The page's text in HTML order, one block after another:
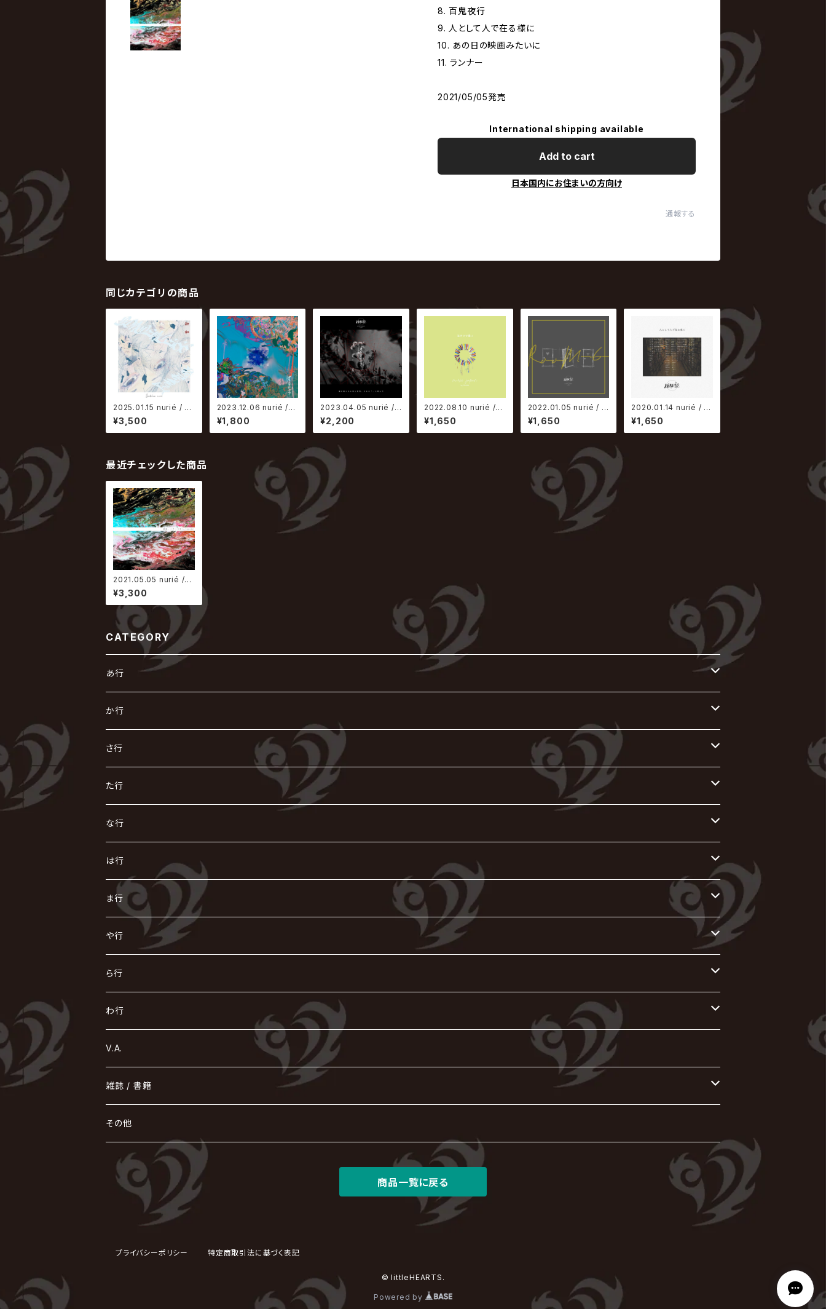
8. 百鬼夜行
9. 人として人で在る様に
10. あの日の映画みたいに
11. ランナー
2021/05/05発売
International shipping available
Add to cart
日本国内にお住まいの方向け
通報する
同じカテゴリの商品
2025.01.15 nurié / B
orderless
¥3,500
2023.12.06 nurié /
冷凍室の凝固点は繋ぐ
体温
¥1,800
2023.04.05 nurié /
瞳に映らない形と性質、
それを「」と呼んで
¥2,200
2022.08.10 nurié /
生きてて偉い
¥1,650
2022.01.05 nurié / R
ooM-6-
¥1,650
2020.01.14 nurié / 人
として人で在る様に【猿
盤】
¥1,650
最近チェックした商品
2021.05.05 nurié /
拝啓、二千二十年へ
¥3,300
CATEGORY
あ行
あ
R指定
AIOLIN
ACME / アクメ
浅葱 / ASAGI
Azavana
Acid Black Cherry
アリス九號. / ALICE NINE. / A9
有村竜太朗
い
IKUO
exist†trace
Initial'L
イビツ マル
色々な十字架
168 / 葵-168-
う
VIRGE / ヴァージュ
Waive
Versailles
え
ACE OF SPADES
X JAPAN
LSN / The LEGENDARY SIX NINE
お
AURORIZE
OFIAM
か行
か
怪人二十面奏
Kαin
GACKT
KAKUMAY
CASCADE
the GazettE
GOTCHAROCKA
cali≠gari
き
KISAKI
キズ
清春
KIRITO / キリト
己龍
く
Crack6
グラビティ
GRIMOIRE
GREN / グレン
黒夢
け
[ kei ] / 圭
仮病
こ
GOATBED
ゴールデンボンバー
さ行
さ
ザアザア
The THIRTEEN
Psycho le Cému
Sadie
XANVALA
し
Zeke Deux
Z CLEAR
Sick²
ジグソウ
シド
JAKIGAN MEISTER
す
Z CLEAR
超ジャシー
SCAPEGOAT
SPLENDID GOD GIRAFFE
SLAPSLY / CHIYU
せ
ゼラ
零[Hz]
そ
SOPHIA
ZOMBIE / ぞんび
た行
た
DASEIN
DAIGO
DADAROMA
逹瑯
DAVID / SUI / 縁
DARRELL
ち
CHAQLA.
つ
て
D
DIAURA
DIR EN GREY
DEXCORE
TAKE NO BREAK
DEZERT
と
東京花嫁
Tourbillon
Dolly
な行
な
NIGHTMARE
NAZARE
に
NiEL
NICOLAS
ぬ
nurié
ね
NETH PRIERE CAIN
NEVERLAND
の
NoGoD
NOCTURNAL BLOODLUST
は行
は
heidi.
H.U.G
花見桜こうき
薔薇の宮殿
BAROQUE
ひ
HERO
美炎-BIEN-
hide with Spread Beaver / hide
HIDE-ZOU
ふ
Far East Dizain
Fatüm
Plastic Tree
Frantic EMIRY
Blu-BiLLioN
へ
BabyKingdom
THE BEETHOVEN
HELLBROTH / ヘルブロス
The Benjamin
ペンタゴン
ほ
POIDOL
HOLLOWGRAM
ま行
ま
THE MICRO HEAD 4N'S
MAO / マオ from SID
MUSCLE ATTACK
マツタケワークス
摩天楼オペラ
THE MADNA
み
未完成アリス
ミスイ
美良政次
む
MUCC / ムック
め
メトロノーム
MERRY / メリー
も
THE MORTAL
MORRIE
最上川司
や行
や
ヤミテラ / 外道反逆者ヤミテラ
ゆ
YUKIYA / 藤田幸也
ユナイト
よ
ら行
ら
rice
Rides In ReVellion
La'veil MizeriA
LAB.THE BASEMENT / ラボ ザ ベヰスメント
RAN / 蘭
り
Leetspeak monsters
Ricky
LEZARD
RENAME
LIBRAVEL / リブラヴェル
LIPHLICH
る
Ruiza
LUNA SEA
れ
0.1gの誤算
the Raid.
わ行
わ
wyse
我が為
V.A.
雑誌 / 書籍
hévn
ROCK AND READ
その他
商品一覧に戻る
プライバシーポリシー 特定商取引法に基づく表記
© littleHEARTS.
Powered by